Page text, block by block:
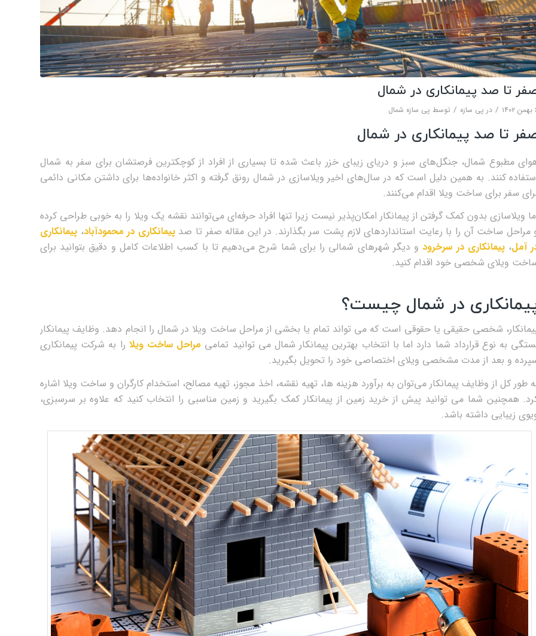
تا صد پیمانکاری در شمال
/ در پی سازه / توسط پی سازه شمال
تا صد پیمانکاری در شمال
هوای مطبوع شمال، جنگل‌های سبز و دریای زیبای خزر باعث شده تا بسیاری از افراد از کوچک‎ترین فرصتشان برای سفر به شمال
کنند. به همین دلیل است که در سال‌های اخیر ویلاسازی در شمال رونق گرفته و اکثر خانواده‌ها برای داشتن مکانی دائمی
سفر برای ساخت ویلا اقدام می‌کنند.
ویلاسازی بدون کمک گرفتن از پیمانکار امکان‌پذیر نیست زیرا تنها افراد حرفه‌ای می‌توانند نقشه یک ویلا را به خوبی طراحی کرده
مراحل ساخت آن را با رعایت استانداردهای لازم پشت سر بگذارند. در این مقاله صفر تا صدپیمانکاری در محمودآباد، پیمانکاری
آمل،پیمانکاری در سرخرودو دیگر شهرهای شمالی را برای شما شرح می‌دهیم تا با کسب اطلاعات کامل و دقیق بتوانید برای
ویلای شخصی خود اقدام کنید.
در شمال چیست؟
شخصی حقیقی یا حقوقی است که می‌ تواند تمام یا بخشی از مراحل ساخت ویلا در شمال را انجام دهد. وظایف پیمانکار
به نوع قرارداد شما دارد اما با انتخاب بهترین پیمانکار شمال می‌ توانید تمامی مراحل ساخت ویلا را به شرکت پیمانکاری
و بعد از مدت مشخصی ویلای اختصاصی خود را تحویل بگیرید.
به طور کل از وظایف پیمانکار می‌توان به برآورد هزینه‎ ها، تهیه نقشه، اخذ مجوز، تهیه مصالح، استخدام کارگران و ساخت ویلا اشاره
همچنین شما می‌ توانید پیش از خرید زمین از پیمانکار کمک بگیرید و زمین مناسبی را انتخاب کنید که علاوه بر سرسبزی،
زیبایی داشته باشد.